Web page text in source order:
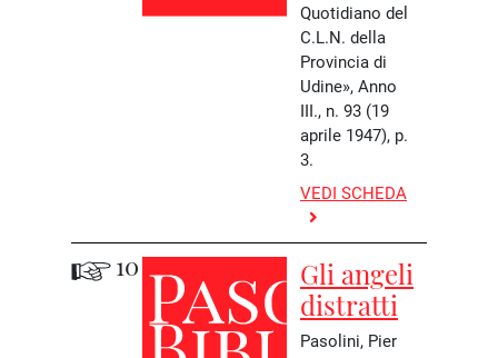
Quotidiano del
C.L.N. della
Provincia di
Udine», Anno
III., n. 93 (19
aprile 1947), p.
3.
VEDI SCHEDA
10
Gli angeli
distratti
Pasolini, Pier